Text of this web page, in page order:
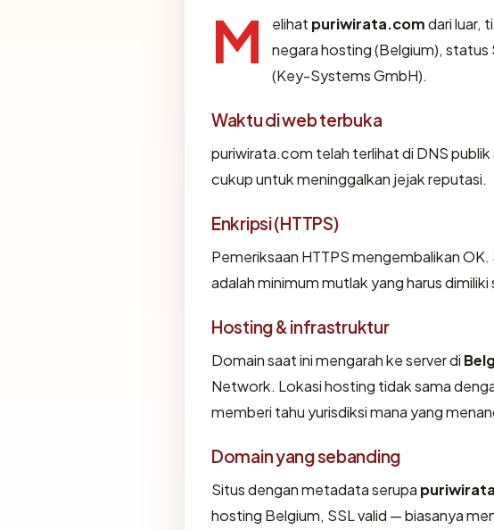
M elihat puriwirata.comdari luar,
negara hosting (Belgium), status
(Key-Systems GmbH).
Waktu di web terbuka
puriwirata.com telah terlihat di DNS
cukup untuk meninggalkan jejak reputasi.
Enkripsi (HTTPS)
Pemeriksaan HTTPS mengembalikan
adalah minimum mutlak yang harus
Hosting & infrastruktur
Domain saat ini mengarah ke server di
Network. Lokasi hosting tidak sama
memberi tahu yurisdiksi mana yang
Domain yang sebanding
Situs dengan metadata serupa
hosting Belgium, SSL valid — biasanya